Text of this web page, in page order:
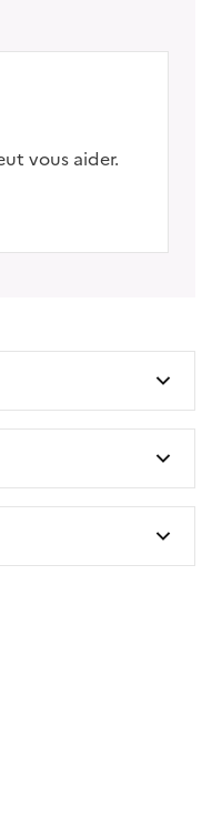
vous aider.